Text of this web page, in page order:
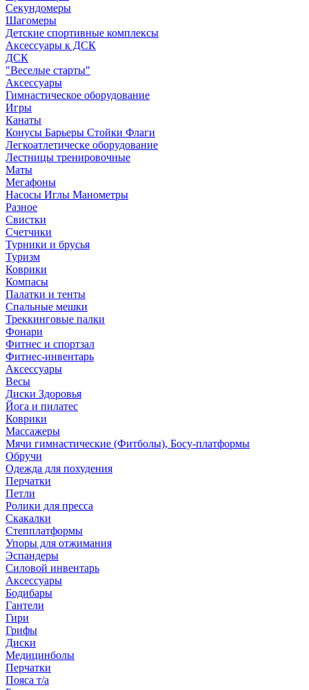
Секундомеры
Шагомеры
Детские спортивные комплексы
Аксессуары к ДСК
ДСК
"Веселые старты"
Аксессуары
Гимнастическое оборудование
Игры
Канаты
Конусы Барьеры Стойки Флаги
Легкоатлетическе оборудование
Лестницы тренировочные
Маты
Мегафоны
Насосы Иглы Манометры
Разное
Свистки
Счетчики
Турники и брусья
Туризм
Коврики
Компасы
Палатки и тенты
Спальные мешки
Треккинговые палки
Фонари
Фитнес и спортзал
Фитнес-инвентарь
Аксессуары
Весы
Диски Здоровья
Йога и пилатес
Коврики
Массажеры
Мячи гимнастические (Фитболы), Босу-платформы
Обручи
Одежда для похудения
Перчатки
Петли
Ролики для пресса
Скакалки
Степплатформы
Упоры для отжимания
Эспандеры
Силовой инвентарь
Аксессуары
Бодибары
Гантели
Гири
Грифы
Диски
Медицинболы
Перчатки
Пояса т/а